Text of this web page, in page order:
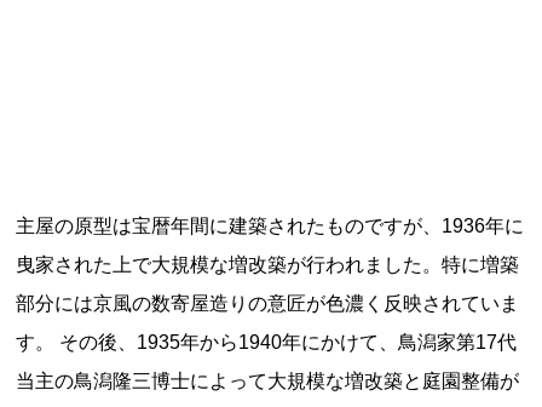
釧路市立東栄小学校 閉校
釧路市立柏木小学校 閉校
主屋の原型は宝暦年間に建築されたものですが、1936年に
曳家された上で大規模な増改築が行われました。特に増築
部分には京風の数寄屋造りの意匠が色濃く反映されていま
す。 その後、1935年から1940年にかけて、鳥潟家第17代
当主の鳥潟隆三博士によって大規模な増改築と庭園整備が